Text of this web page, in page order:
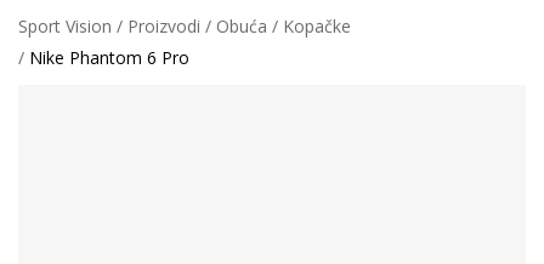
Sport Vision Proizvodi Obuća
Kopačke
Nike Phantom 6 Pro